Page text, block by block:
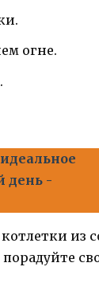
огне.
день -
из